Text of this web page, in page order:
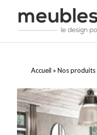
Accueil »Nos produits